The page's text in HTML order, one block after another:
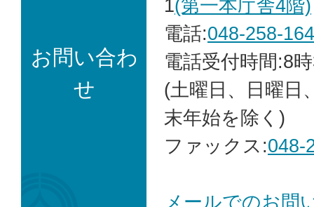
お問い合わ
せ
1(第一本庁舎4階)
電話:048-258-
電話受付時間:8
(土曜日、日曜日
末年始を除く)
ファックス:048-
メールでのお問